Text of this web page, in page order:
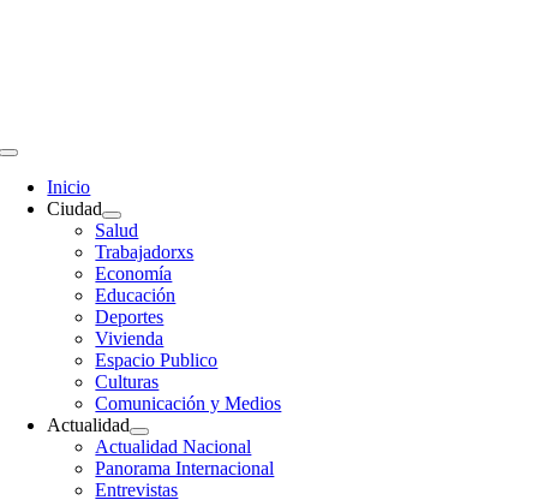
Toggle
Navigation
Inicio
Ciudad
Salud
Trabajadorxs
Economía
Educación
Deportes
Vivienda
Espacio Publico
Culturas
Comunicación y Medios
Actualidad
Actualidad Nacional
Panorama Internacional
Entrevistas